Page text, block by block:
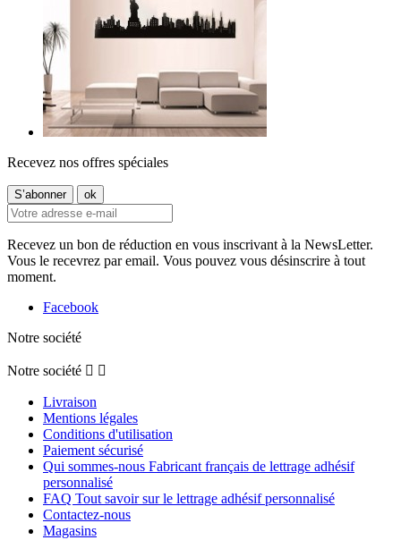
Recevez nos offres spéciales
Recevez un bon de réduction en vous inscrivant à la NewsLetter.
Vous le recevrez par email. Vous pouvez vous désinscrire à tout
moment.
Facebook
Notre société
Notre société  
Livraison
Mentions légales
Conditions d'utilisation
Paiement sécurisé
Qui sommes-nous Fabricant français de lettrage adhésif
personnalisé
FAQ Tout savoir sur le lettrage adhésif personnalisé
Contactez-nous
Magasins